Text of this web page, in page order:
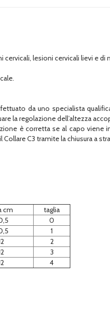
lesioni cervicali lievi e di
da uno specialista
la regolazione dell’altezza
è corretta se al capo
C3 tramite la chiusura a
cm
taglia
0
1
2
3
4